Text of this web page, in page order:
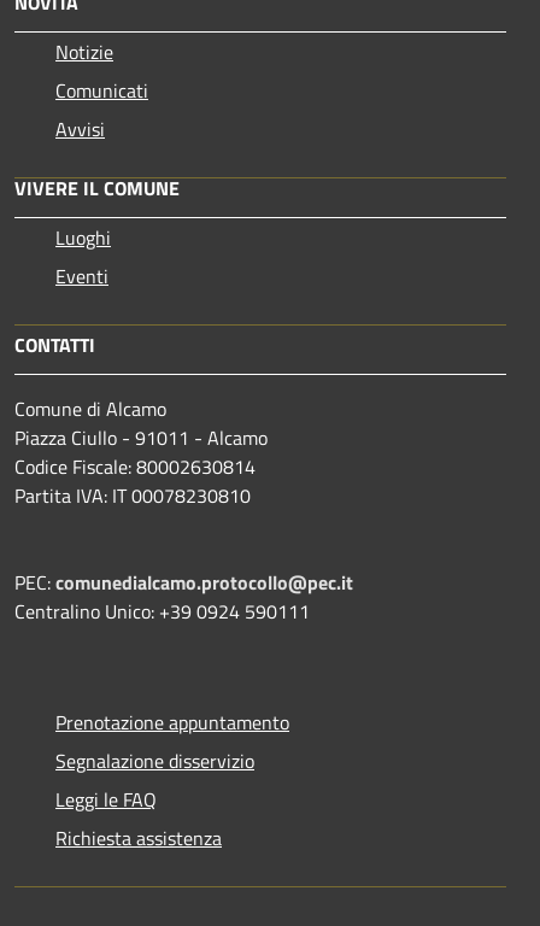
Notizie
Comunicati
Avvisi
VIVERE IL COMUNE
Luoghi
Eventi
CONTATTI
Comune di Alcamo
Piazza Ciullo - 91011 - Alcamo
Codice Fiscale: 80002630814
Partita IVA: IT 00078230810
PEC:comunedialcamo.protocollo@pec.it
Centralino Unico: +39 0924 590111
Prenotazione appuntamento
Segnalazione disservizio
Leggi le FAQ
Richiesta assistenza